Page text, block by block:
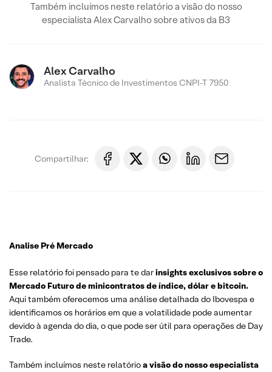
Também incluímos neste relatório a visão do nosso
especialista Alex Carvalho sobre ativos da B3
Alex Carvalho
Analista Técnico de Investimentos CNPI-T 7950
Compartilhar:
Analise Pré Mercado
Esse relatório foi pensado para te darinsights exclusivos sobre o
Mercado Futuro de minicontratos de índice, dólar e bitcoin.
Aqui também oferecemos uma análise detalhada do Ibovespa e
identificamos os horários em que a volatilidade pode aumentar
devido à agenda do dia, o que pode ser útil para operações de Day
Trade.
Também incluímos neste relatórioa visão do nosso especialista